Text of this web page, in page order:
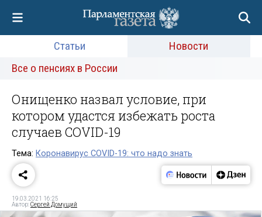
Статьи
Новости
Все о пенсиях в России
Онищенко назвал условие, при
котором удастся избежать роста
случаев COVID-19
Тема: Коронавирус COVID-19: что надо знать
19.03.2021 16:25
Автор:Сергей Домущий